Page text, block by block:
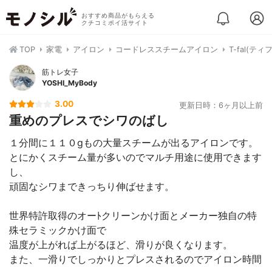
おすすめ商品がもらえる
クチコミポイ活サイト
TOP 家電 アイロン コードレススチームアイロン T-fal(ティ
筋トレ女子
YOSHI_MyBody
3.00 更新日時：6ヶ月以上前
重めのプレスでシワのばし
１分間に１１０gもの大量スチームが出るアイロンです。
とにかくスチーム量が多いのでマルチ用途に使用できます
し、
頑固なシワまできっちり伸ばせます。
世界特許取得のオーﾄクリーンかけ面とメーカー独自の特
殊セラミックかけ面で
温度が上がれば上がるほど、滑りが良くなります。
また、一滑りでしっかりとプレスされるのでアイロン時間